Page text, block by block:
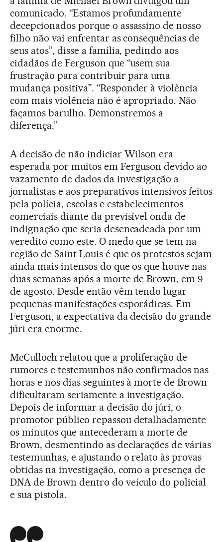
comunicado. “Estamos profundamente
decepcionados porque o assassino de nosso
filho não vai enfrentar as consequências de
seus atos”, disse a família, pedindo aos
cidadãos de Ferguson que “usem sua
frustração para contribuir para uma
mudança positiva”. “Responder à violência
com mais violência não é apropriado. Não
façamos barulho. Demonstremos a
diferença.”
A decisão de não indiciar Wilson era
esperada por muitos em Ferguson devido ao
vazamento de dados da investigação a
jornalistas e aos preparativos intensivos feitos
pela polícia, escolas e estabelecimentos
comerciais diante da previsível onda de
indignação que seria desencadeada por um
veredito como este. O medo que se tem na
região de Saint Louis é que os protestos sejam
ainda mais intensos do que os que houve nas
duas semanas após a morte de Brown, em 9
de agosto. Desde então vêm tendo lugar
pequenas manifestações esporádicas. Em
Ferguson, a expectativa da decisão do grande
júri era enorme.
McCulloch relatou que a proliferação de
rumores e testemunhos não confirmados nas
horas e nos dias seguintes à morte de Brown
dificultaram seriamente a investigação.
Depois de informar a decisão do júri, o
promotor público repassou detalhadamente
os minutos que antecederam a morte de
Brown, desmentindo as declarações de várias
testemunhas, e ajustando o relato às provas
obtidas na investigação, como a presença de
DNA de Brown dentro do veículo do policial
e sua pistola.